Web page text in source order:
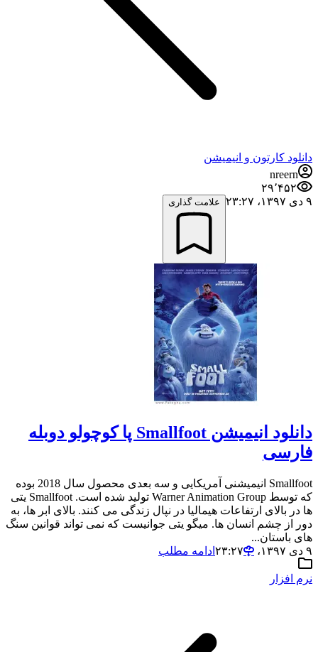
دانلود کارتون و انیمیشن
nreern
۲۹٬۴۵۲
۹ دی ۱۳۹۷،‏ ۲۳:۲۷
علامت گذاری
دانلود انیمیشن Smallfoot پا کوچولو دوبله
فارسی
Smallfoot انیمیشنی آمریکایی و سه بعدی محصول سال 2018 بوده
که توسط Warner Animation Group تولید شده است. Smallfoot یتی
ها در بالای ارتفاعات هیمالیا در نپال زندگی می کنند. بالای ابر ها، به
دور از چشم انسان ها. میگو یتی جوانیست که نمی تواند قوانین سنگ
های باستان...
۹ دی ۱۳۹۷،‏ ۲۳:۲۷
ادامه مطلب
نرم افزار